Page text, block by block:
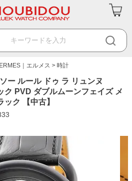
｜エルメス 時計
ー ルール ドゥ ラ リュンヌ
ク PVD ダブルムーンフェイズ メ
ク 【中古】